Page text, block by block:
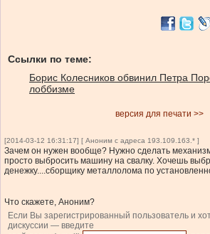
Ссылки по теме:
Борис Колесников обвинил Петра
лоббизме
версия для печати >>
[2014-03-12 16:31:17] [ Аноним с адреса 193.109.163.* ]
Зачем он нужен вообще? Нужно сделать
просто выбросить машину на свалку. Хочешь
денежку....сборщику металлолома по
Что скажете, Аноним?
Если Вы зарегистрированный пользователь и
дискуссии — введите